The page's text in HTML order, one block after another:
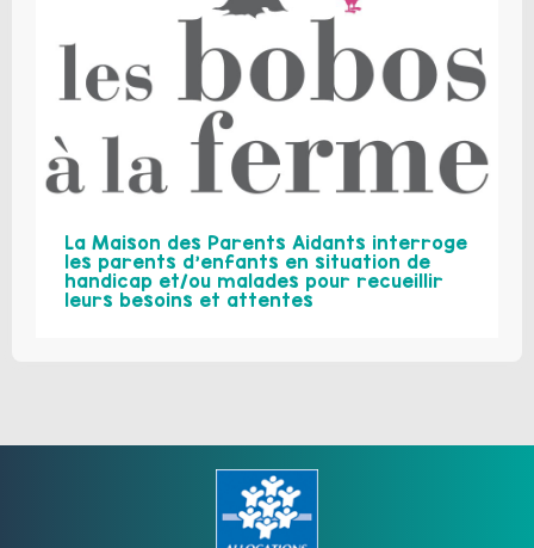
La Maison des Parents Aidants interroge
les parents d’enfants en situation de
handicap et/ou malades pour recueillir
leurs besoins et attentes